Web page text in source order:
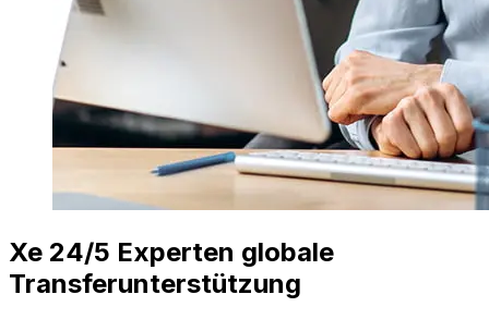
Xe 24/5 Experten globale
Transferunterstützung